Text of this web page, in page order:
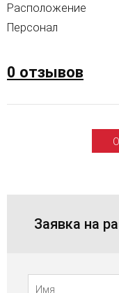
Расположение
Персонал
0 отзывов
Заявка на